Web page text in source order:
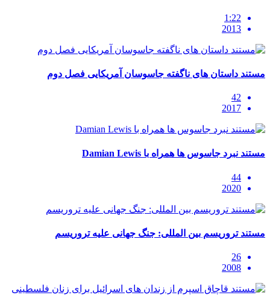
1:22
2013
مستند داستان های ناگفته جاسوسان آمریکایی فصل دوم
42
2017
مستند نبرد جاسوس ها همراه با Damian Lewis
44
2020
مستند تروریسم بین المللی: جنگ جهانی علیه تروریسم
26
2008